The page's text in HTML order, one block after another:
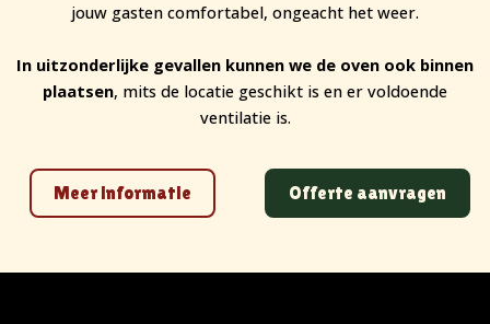
jouw gasten comfortabel, ongeacht het weer.
In uitzonderlijke gevallen kunnen we de oven ook binnen
plaatsen, mits de locatie geschikt is en er voldoende
ventilatie is.
Meer informatie Offerte aanvragen